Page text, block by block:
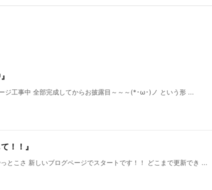
ジ工事中 全部完成してからお披露目～～～(*･ω･)ノ という形 ...
！！』
とこさ 新しいブログページでスタートです！！ どこまで更新でき ...